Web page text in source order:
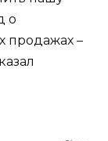
о
продажах –